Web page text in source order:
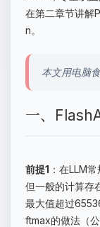
在第二章节讲解
n。
本文用电脑
一、
前提1 ：在LLM
但一般的计算存
最大值超过
ftmax的做法（公